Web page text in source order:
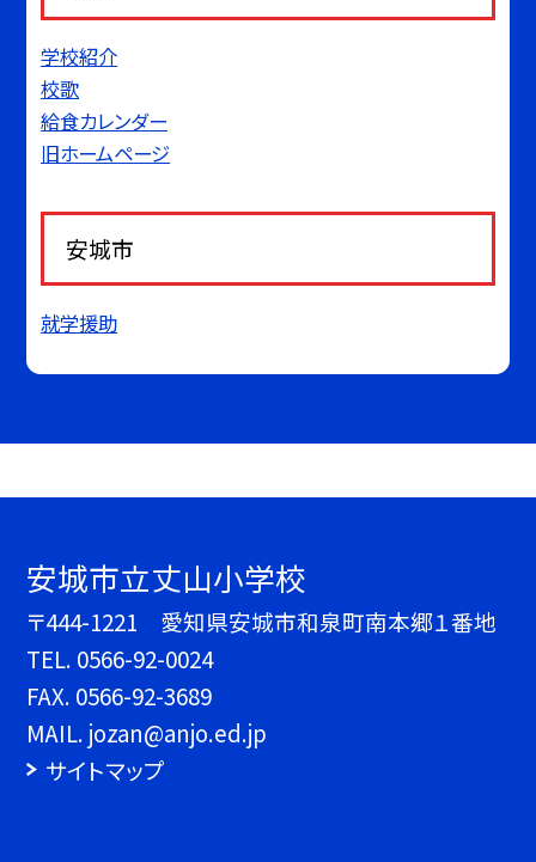
学校紹介
校歌
給食カレンダー
旧ホームページ
安城市
就学援助
安城市立丈山小学校
〒444-1221 愛知県安城市和泉町南本郷１番地
TEL. 0566-92-0024
FAX. 0566-92-3689
MAIL. jozan@anjo.ed.jp
サイトマップ